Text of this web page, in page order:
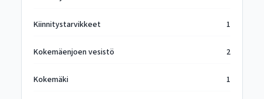
Kiinnitystarvikkeet 1
Kokemäenjoen vesistö 2
Kokemäki 1